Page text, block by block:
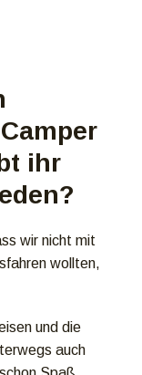
ihr
wir nicht mit
wollten,
und die
auch